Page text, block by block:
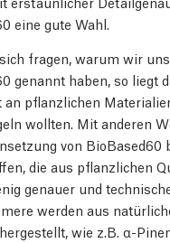
eine gute Wahl.
fragen, warum wir
genannt haben, so liegt
an pflanzlichen
wollten. Mit anderen
von BioBased60
die aus pflanzlichen
genauer und
werden aus
wie z.B. α-